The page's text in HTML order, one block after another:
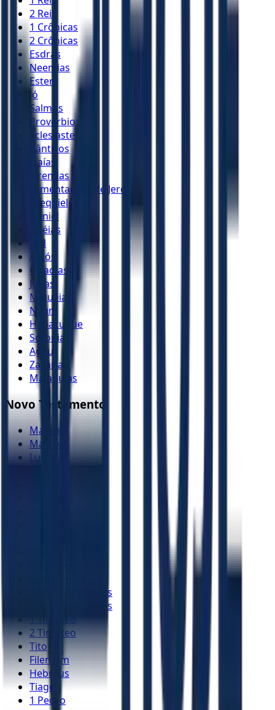
2 Reis
1 Crônicas
2 Crônicas
Esdras
Neemias
Ester
Jó
Salmos
Provérbios
Eclesiastes
Cânticos
Isaías
Jeremias
Lamentações de Jeremias
Ezequiel
Daniel
Oséias
Joel
Amós
Obadias
Jonas
Miquéias
Naum
Habacuque
Sofonias
Ageu
Zacarias
Malaquias
Novo Testamento
Mateus
Marcos
Lucas
1 Tessalonicenses
2 Tessalonicenses
1 Timóteo
2 Timóteo
Tito
Filemom
Hebreus
Tiago
1 Pedro